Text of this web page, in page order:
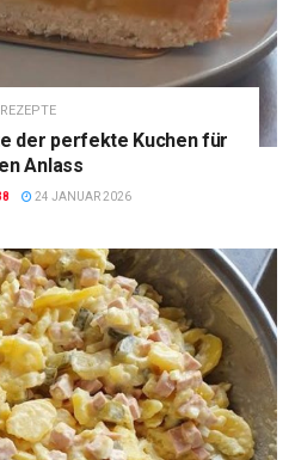
REZEPTE
der perfekte Kuchen für
Anlass
24 JANUAR 2026